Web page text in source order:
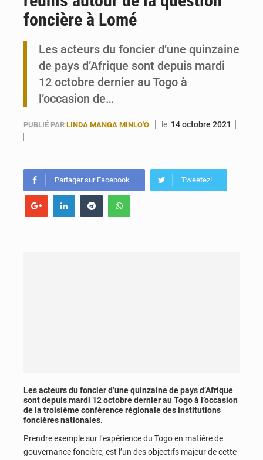
Maurice : Démission de la ministre Véronique Leu-Govind
foncière à Lomé
Les acteurs du foncier d’une quinzaine
de pays d’Afrique sont depuis mardi
12 octobre dernier au Togo à
l’occasion de…
PUBLIÉ PAR LINDA MANGA MINLO'O le: 14 octobre 2021
Partager sur Facebook Tweetez!
Les acteurs du foncier d’une quinzaine de pays d’Afrique
sont depuis mardi 12 octobre dernier au Togo à l’occasion
de la troisième conférence régionale des institutions
foncières nationales.
Prendre exemple sur l’expérience du Togo en matière de
gouvernance foncière, est l’un des objectifs majeur de cette